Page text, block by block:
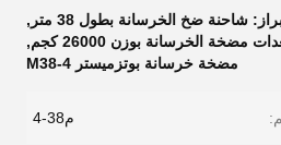
شاحنة ضخ الخرسانة بطول 38 متر
,
مضخة الخرسانة بوزن 26000 كجم
,
مضخة خرسانة بوتزميستر M38-4
م38-4